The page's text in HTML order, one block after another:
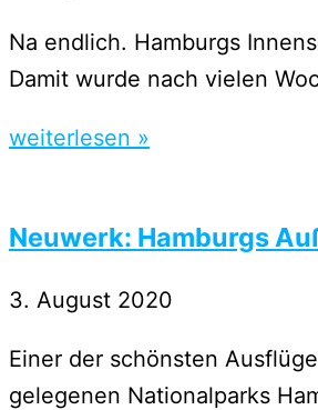
Na endlich. Hamburgs
Damit wurde nach vielen
weiterlesen »
Neuwerk: Hamburgs
3. August 2020
Einer der schönsten
gelegenen Nationalparks